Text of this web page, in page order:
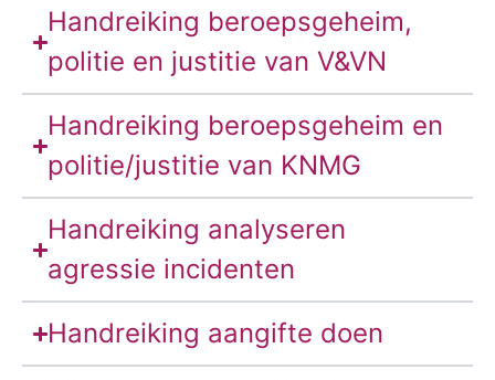
Handreiking beroepsgeheim,
politie en justitie van V&VN
Handreiking beroepsgeheim en
politie/justitie van KNMG
Handreiking analyseren
agressie incidenten
Handreiking aangifte doen